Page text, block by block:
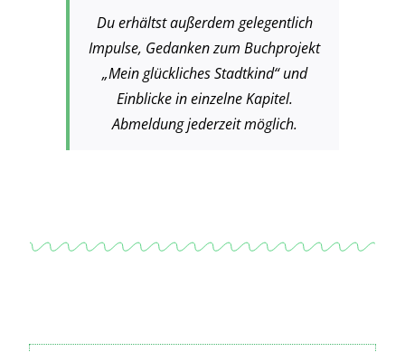
Du erhältst außerdem gelegentlich
Impulse, Gedanken zum Buchprojekt
„Mein glückliches Stadtkind“ und
Einblicke in einzelne Kapitel.
Abmeldung jederzeit möglich.